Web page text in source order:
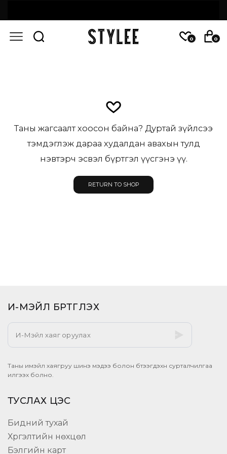
0 0
Таны жагсаалт хоосон байна? Дуртай зүйлсээ
тэмдэглэж дараа худалдан авахын тулд
нэвтэрч эсвэл бүртгэл үүсгэнэ үү.
RETURN TO SHOP
И-МЭЙЛ БҮРТГҮҮЛЭХ​
Таны имэйл хаягруу шинэ мэдээ болон бүтээгдэхүүн сурталчилгаа
илгээх болно.
ТУСЛАХ ЦЭС
Бидний тухай
Хүргэлтийн нөхцөл
Бэлгийн карт